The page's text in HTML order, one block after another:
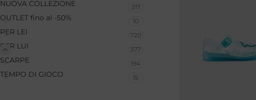
NUOVA COLLEZIONE 317
OUTLET fino al -50% 10
PER LEI 720
PER LUI 377
SCARPE 194
TEMPO DI GIOCO 15